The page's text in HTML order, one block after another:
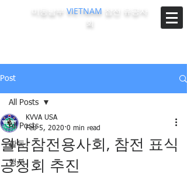
미동남부 VIETNAM 참전 유공자
회
Post
All Posts
활동
행사
All Posts
월남참전용사회, 참전 표식
공청회 추진
KVVA USA
Feb 5, 2020 0 min read